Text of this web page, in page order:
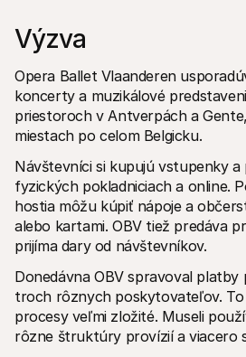
Výzva
Opera Ballet Vlaanderen
koncerty a muzikálové
priestoroch v Antverpách a
miestach po celom Belgicku.
Návštevníci si kupujú vstupenky
fyzických pokladniciach a online.
hostia môžu kúpiť nápoje a
alebo kartami. OBV tiež predáva
prijíma dary od návštevníkov.
Donedávna OBV spravoval
troch rôznych poskytovateľov.
procesy veľmi zložité. Museli
rôzne štruktúry provízií a viacero